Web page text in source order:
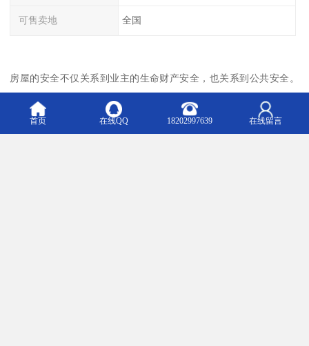
可售卖地 全国
房屋的安全不仅关系到业主的生命财产安全，也关系到公共安全。
如果房屋因破坏性装饰而导致结构受损，可能会对周边的房屋和人
员造成影响。通过房屋检测，可以及时发现因破坏性装饰而导致的
首页 在线QQ 18202997639 在线留言